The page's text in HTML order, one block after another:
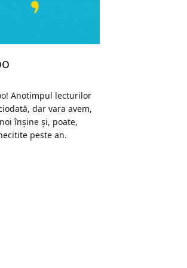
Anotimpul lecturilor
dar vara avem,
înșine și, poate,
peste an.